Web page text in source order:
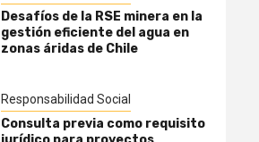
Desafíos de la RSE minera en la
gestión eficiente del agua en
zonas áridas de Chile
Responsabilidad Social
Consulta previa como requisito